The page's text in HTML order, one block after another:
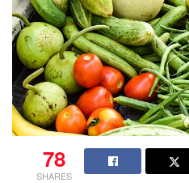
78
SHARES